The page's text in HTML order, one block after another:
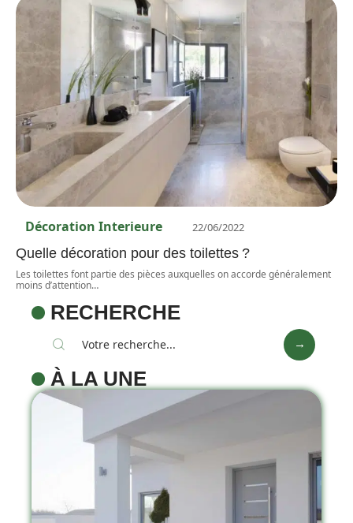
Décoration Interieure 22/06/2022
Quelle décoration pour des toilettes ?
Les toilettes font partie des pièces auxquelles on accorde généralement
moins d’attention…
RECHERCHE
À LA UNE